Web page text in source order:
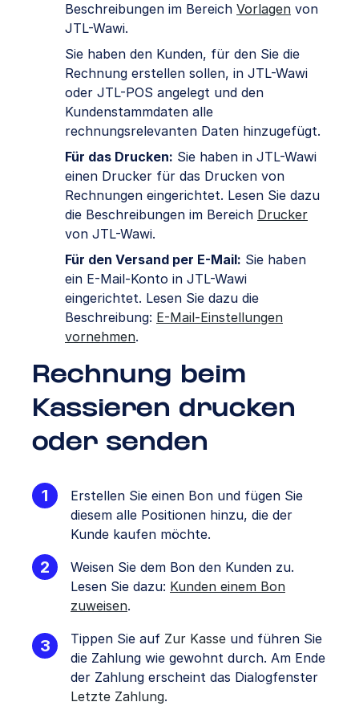
Beschreibungen im Bereich Vorlagen von
JTL-Wawi.
Sie haben den Kunden, für den Sie die
Rechnung erstellen sollen, in JTL-Wawi
oder JTL-POS angelegt und den
Kundenstammdaten alle
rechnungsrelevanten Daten hinzugefügt.
Für das Drucken: Sie haben in JTL-Wawi
einen Drucker für das Drucken von
Rechnungen eingerichtet. Lesen Sie dazu
die Beschreibungen im Bereich Drucker
von JTL-Wawi.
Für den Versand per E-Mail: Sie haben
ein E-Mail-Konto in JTL-Wawi
eingerichtet. Lesen Sie dazu die
Beschreibung: E-Mail-Einstellungen
vornehmen.
Rechnung beim
Kassieren drucken
oder senden
Erstellen Sie einen Bon und fügen Sie
diesem alle Positionen hinzu, die der
Kunde kaufen möchte.
Weisen Sie dem Bon den Kunden zu.
Lesen Sie dazu: Kunden einem Bon
zuweisen.
Tippen Sie auf Zur Kasse und führen Sie
die Zahlung wie gewohnt durch. Am Ende
der Zahlung erscheint das Dialogfenster
Letzte Zahlung.